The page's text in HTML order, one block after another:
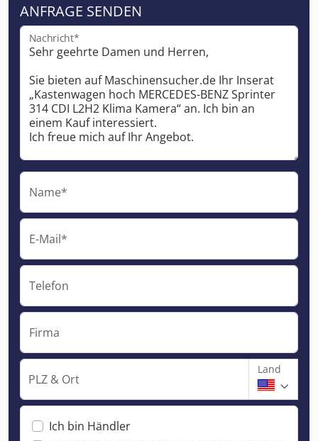
ANFRAGE SENDEN
Nachricht*
Name*
E-Mail*
Telefon
Firma
PLZ & Ort
Land
Ich bin Händler